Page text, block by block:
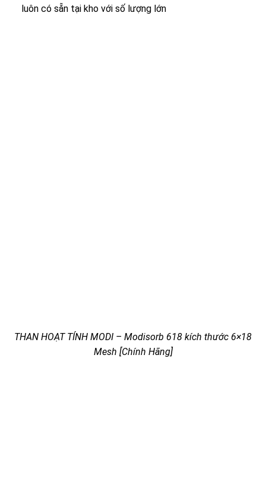
luôn có sẵn tại kho với số lượng lớn
THAN HOẠT TÍNH MODI – Modisorb 618 kích thước 6×18
Mesh [Chính Hãng]